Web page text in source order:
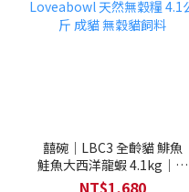
囍碗｜LBC3 全齡貓 鯡魚
鮭魚大西洋龍蝦 4.1kg｜加
拿大 Loveabowl 天然無穀
NT$1,680